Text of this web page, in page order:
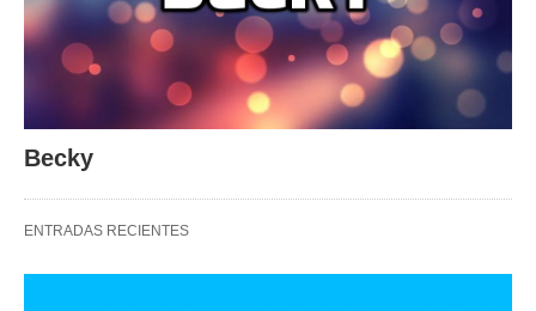
Becky
ENTRADAS RECIENTES